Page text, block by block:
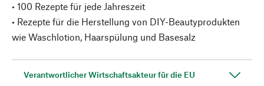
• 100 Rezepte für jede Jahreszeit
• Rezepte für die Herstellung von DIY-Beautyprodukten
wie Waschlotion, Haarspülung und Basesalz
Verantwortlicher Wirtschaftsakteur für die EU